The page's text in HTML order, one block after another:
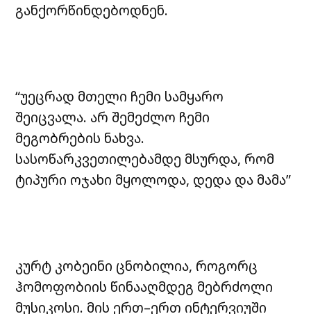
განქორწინდებოდნენ.
“უეცრად მთელი ჩემი სამყარო
შეიცვალა. არ შემეძლო ჩემი
მეგობრების ნახვა.
სასოწარკვეთილებამდე მსურდა, რომ
ტიპური ოჯახი მყოლოდა, დედა და მამა”
კურტ კობეინი ცნობილია, როგორც
ჰომოფობიის წინააღმდეგ მებრძოლი
მუსიკოსი. მის ერთ–ერთ ინტერვიუში